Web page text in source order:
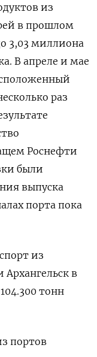
из
в прошлом
3,03 миллиона
В апреле и мае
раз
Роснефти
были
выпуска
порта пока
из
‌в
тонн
портов